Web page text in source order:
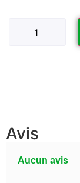
Avis
Aucun avis